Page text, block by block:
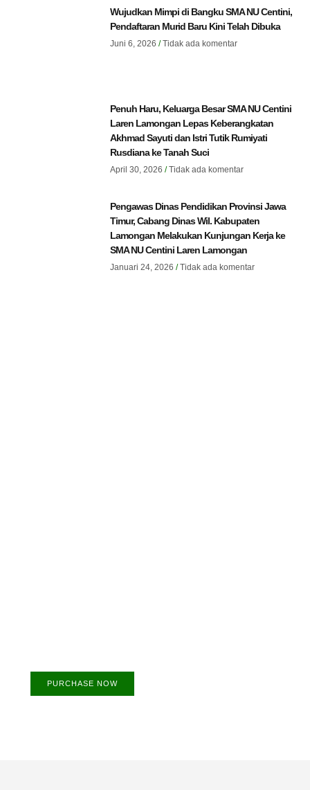
Wujudkan Mimpi di Bangku SMA NU Centini,
Pendaftaran Murid Baru Kini Telah Dibuka
Juni 6, 2026 Tidak ada komentar
Penuh Haru, Keluarga Besar SMA NU Centini
Laren Lamongan Lepas Keberangkatan
Akhmad Sayuti dan Istri Tutik Rumiyati
Rusdiana ke Tanah Suci
April 30, 2026 Tidak ada komentar
Pengawas Dinas Pendidikan Provinsi Jawa
Timur, Cabang Dinas Wil. Kabupaten
Lamongan Melakukan Kunjungan Kerja ke
SMA NU Centini Laren Lamongan
Januari 24, 2026 Tidak ada komentar
PURCHASE NOW